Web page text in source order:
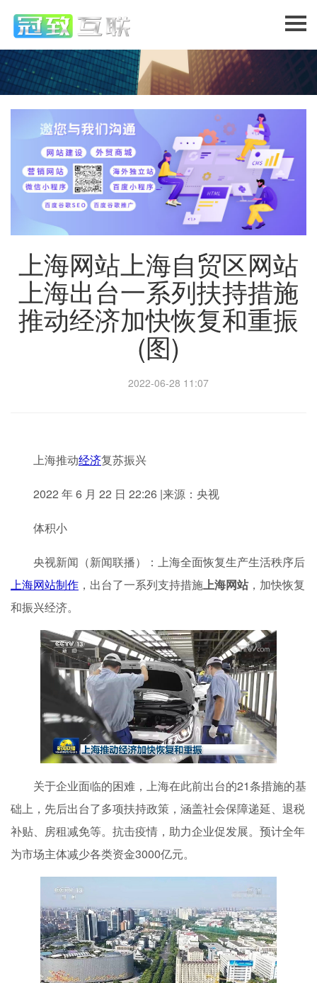
上海网站上海自贸区网站
上海出台一系列扶持措施
推动经济加快恢复和重振
(图)
2022-06-28 11:07
上海推动经济复苏振兴
2022 年 6 月 22 日 22:26 |来源：央视
体积小
央视新闻（新闻联播）：上海全面恢复生产生活秩序后
上海网站制作 ，出台了一系列支持措施 上海网站，加快恢复
和振兴经济。
关于企业面临的困难，上海在此前出台的21条措施的基
础上，先后出台了多项扶持政策，涵盖社会保障递延、退税
补贴、房租减免等。抗击疫情，助力企业促发展。预计全年
为市场主体减少各类资金3000亿元。